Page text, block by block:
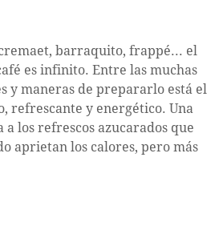
barraquito, frappé... el
es infinito. Entre las muchas
y maneras de prepararlo está el
refrescante y energético. Una
los refrescos azucarados que
aprietan los calores, pero más